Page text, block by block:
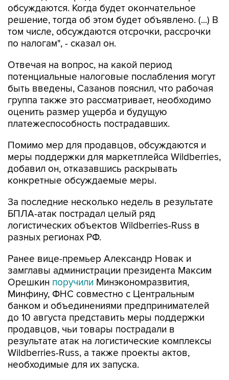
обсуждаются. Когда будет окончательное
решение, тогда об этом будет объявлено. (...) В
том числе, обсуждаются отсрочки, рассрочки
по налогам", - сказал он.
Отвечая на вопрос, на какой период
потенциальные налоговые послабления могут
быть введены, Сазанов пояснил, что рабочая
группа также это рассматривает, необходимо
оценить размер ущерба и будущую
платежеспособность пострадавших.
Помимо мер для продавцов, обсуждаются и
меры поддержки для маркетплейса Wildberries,
добавил он, отказавшись раскрывать
конкретные обсуждаемые меры.
За последние несколько недель в результате
БПЛА-атак пострадал целый ряд
логистических объектов Wildberries-Russ в
разных регионах РФ.
Ранее вице-премьер Александр Новак и
замглавы администрации президента Максим
Орешкин поручили Минэкономразвития,
Минфину, ФНС совместно с Центральным
банком и объединениями предпринимателей
до 10 августа представить меры поддержки
продавцов, чьи товары пострадали в
результате атак на логистические комплексы
Wildberries-Russ, а также проекты актов,
необходимые для их запуска.